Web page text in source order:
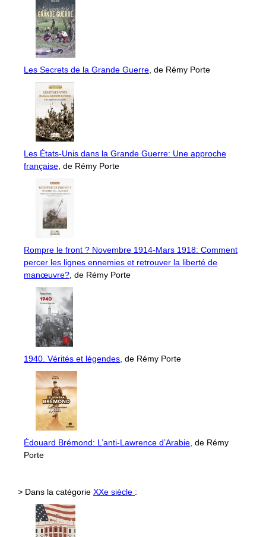
Les Secrets de la Grande Guerre , de Rémy Porte
Les États-Unis dans la Grande Guerre: Une approche
française , de Rémy Porte
Rompre le front ? Novembre 1914-Mars 1918: Comment
percer les lignes ennemies et retrouver la liberté de
manœuvre? , de Rémy Porte
1940. Vérités et légendes , de Rémy Porte
Édouard Brémond: L’anti-Lawrence d’Arabie , de Rémy
Porte
> Dans la catégorie XXe siècle :